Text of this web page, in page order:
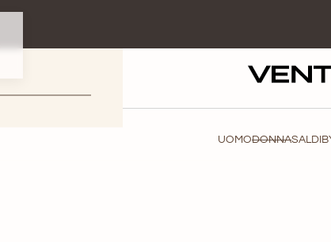
UOMODONNASALDI